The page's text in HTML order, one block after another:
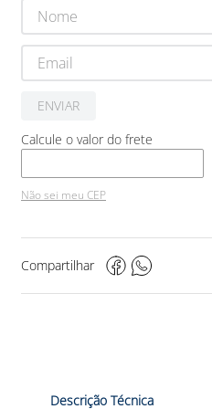
ENVIAR
Não sei meu CEP
Compartilhar
Descrição Técnica